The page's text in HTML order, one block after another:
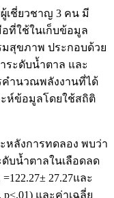
เชี่ยวชาญ 3 คน มี
อที่ใช้ในเก็บข้อมูล
สุขภาพ ประกอบด้วย
ะดับน้ำตาล และ
คำนวณพลังงานที่ได้
ะห์ข้อมูลโดยใช้สถิติ
ลังการทดลอง พบว่า
บน้ำตาลในเลือดลด
27.27และ
p<.01) และค่าเฉลี่ย